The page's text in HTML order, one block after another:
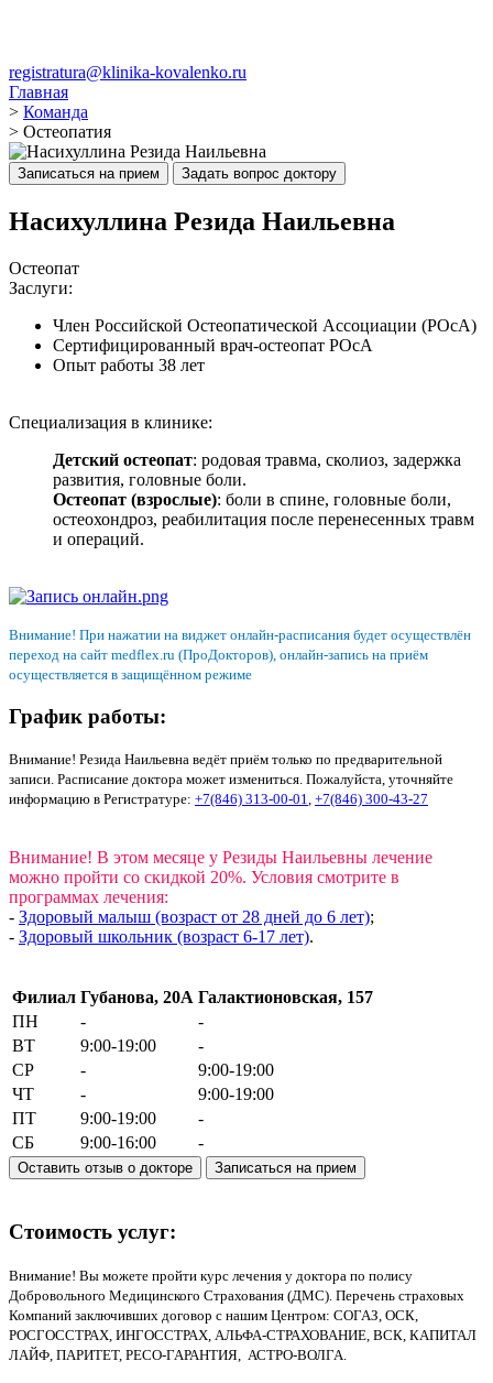
registratura@klinika-kovalenko.ru
Главная
> Команда
> Остеопатия
Записаться на прием Задать вопрос доктору
Насихуллина Резида Наильевна
Остеопат
Заслуги:
Член Российской Остеопатической Ассоциации (РОсА)
Сертифицированный врач-остеопат РОсА
Опыт работы 38 лет
Специализация в клинике:
Детский остеопат: родовая травма, сколиоз, задержка
развития, головные боли.
Остеопат (взрослые): боли в спине, головные боли,
остеохондроз, реабилитация после перенесенных травм
и операций.
Внимание! При нажатии на виджет онлайн-расписания будет осуществлён
переход на сайт medflex.ru (ПроДокторов), онлайн-запись на приём
осуществляется в защищённом режиме
График работы:
Внимание! Резида Наильевна ведёт приём только по предварительной
записи. Расписание доктора может измениться. Пожалуйста, уточняйте
информацию в Регистратуре: +7(846) 313-00-01, +7(846) 300-43-27
Внимание! В этом месяце у Резиды Наильевны лечение
можно пройти со скидкой 20%. Условия смотрите в
программах лечения:
- Здоровый малыш (возраст от 28 дней до 6 лет);
- Здоровый школьник (возраст 6-17 лет).
Филиал Губанова, 20А Галактионовская, 157
ПН
-
-
ВТ
9:00-19:00
-
СР
-
9:00-19:00
ЧТ
-
9:00-19:00
ПТ
9:00-19:00
-
СБ
9:00-16:00 -
Оставить отзыв о докторе Записаться на прием
Стоимость услуг:
Внимание! Вы можете пройти курс лечения у доктора по полису
Добровольного Медицинского Страхования (ДМС). Перечень страховых
Компаний заключивших договор с нашим Центром: СОГАЗ, ОСК,
РОСГОССТРАХ, ИНГОССТРАХ, АЛЬФА-СТРАХОВАНИЕ, ВСК, КАПИТАЛ
ЛАЙФ, ПАРИТЕТ, РЕСО-ГАРАНТИЯ, АСТРО-ВОЛГА.